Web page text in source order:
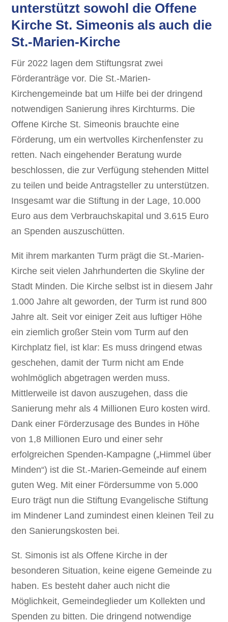
unterstützt sowohl die Offene
Kirche St. Simeonis als auch die
St.-Marien-Kirche
Für 2022 lagen dem Stiftungsrat zwei
Förderanträge vor. Die St.-Marien-
Kirchengemeinde bat um Hilfe bei der dringend
notwendigen Sanierung ihres Kirchturms. Die
Offene Kirche St. Simeonis brauchte eine
Förderung, um ein wertvolles Kirchenfenster zu
retten. Nach eingehender Beratung wurde
beschlossen, die zur Verfügung stehenden Mittel
zu teilen und beide Antragsteller zu unterstützen.
Insgesamt war die Stiftung in der Lage, 10.000
Euro aus dem Verbrauchskapital und 3.615 Euro
an Spenden auszuschütten.
Mit ihrem markanten Turm prägt die St.-Marien-
Kirche seit vielen Jahrhunderten die Skyline der
Stadt Minden. Die Kirche selbst ist in diesem Jahr
1.000 Jahre alt geworden, der Turm ist rund 800
Jahre alt. Seit vor einiger Zeit aus luftiger Höhe
ein ziemlich großer Stein vom Turm auf den
Kirchplatz fiel, ist klar: Es muss dringend etwas
geschehen, damit der Turm nicht am Ende
wohlmöglich abgetragen werden muss.
Mittlerweile ist davon auszugehen, dass die
Sanierung mehr als 4 Millionen Euro kosten wird.
Dank einer Förderzusage des Bundes in Höhe
von 1,8 Millionen Euro und einer sehr
erfolgreichen Spenden-Kampagne („Himmel über
Minden“) ist die St.-Marien-Gemeinde auf einem
guten Weg. Mit einer Fördersumme von 5.000
Euro trägt nun die Stiftung Evangelische Stiftung
im Mindener Land zumindest einen kleinen Teil zu
den Sanierungskosten bei.
St. Simonis ist als Offene Kirche in der
besonderen Situation, keine eigene Gemeinde zu
haben. Es besteht daher auch nicht die
Möglichkeit, Gemeindeglieder um Kollekten und
Spenden zu bitten. Die dringend notwendige